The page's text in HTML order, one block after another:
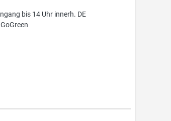
bis 14 Uhr innerh. DE